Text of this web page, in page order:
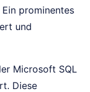
prominentes
und
Microsoft SQL
Diese